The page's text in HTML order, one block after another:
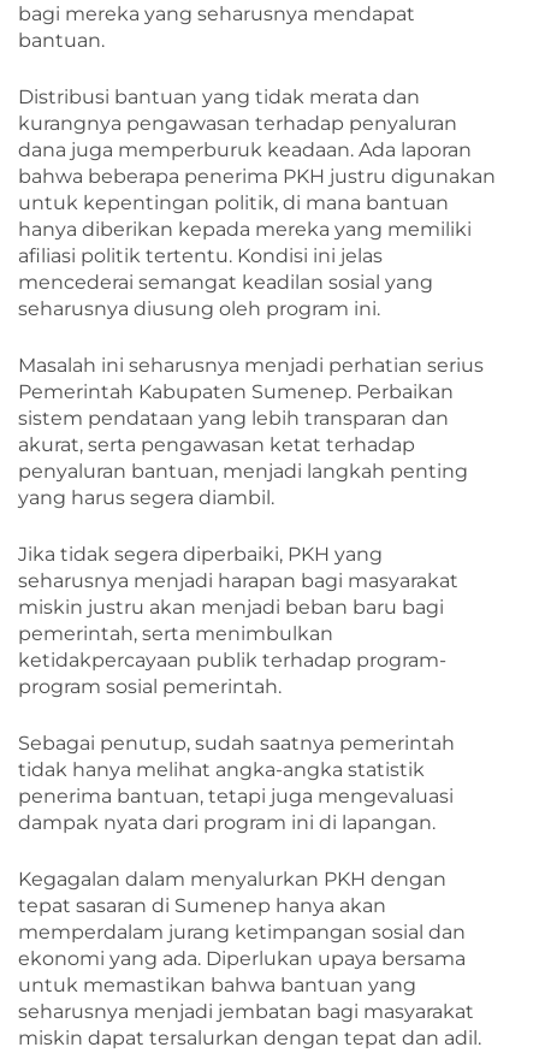
bagi mereka yang seharusnya mendapat
bantuan.
Distribusi bantuan yang tidak merata dan
kurangnya pengawasan terhadap penyaluran
dana juga memperburuk keadaan. Ada laporan
bahwa beberapa penerima PKH justru digunakan
untuk kepentingan politik, di mana bantuan
hanya diberikan kepada mereka yang memiliki
afiliasi politik tertentu. Kondisi ini jelas
mencederai semangat keadilan sosial yang
seharusnya diusung oleh program ini.
Masalah ini seharusnya menjadi perhatian serius
Pemerintah Kabupaten Sumenep. Perbaikan
sistem pendataan yang lebih transparan dan
akurat, serta pengawasan ketat terhadap
penyaluran bantuan, menjadi langkah penting
yang harus segera diambil.
Jika tidak segera diperbaiki, PKH yang
seharusnya menjadi harapan bagi masyarakat
miskin justru akan menjadi beban baru bagi
pemerintah, serta menimbulkan
ketidakpercayaan publik terhadap program-
program sosial pemerintah.
Sebagai penutup, sudah saatnya pemerintah
tidak hanya melihat angka-angka statistik
penerima bantuan, tetapi juga mengevaluasi
dampak nyata dari program ini di lapangan.
Kegagalan dalam menyalurkan PKH dengan
tepat sasaran di Sumenep hanya akan
memperdalam jurang ketimpangan sosial dan
ekonomi yang ada. Diperlukan upaya bersama
untuk memastikan bahwa bantuan yang
seharusnya menjadi jembatan bagi masyarakat
miskin dapat tersalurkan dengan tepat dan adil.